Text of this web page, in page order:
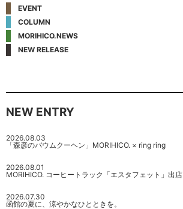
EVENT
COLUMN
MORIHICO.NEWS
NEW RELEASE
NEW ENTRY
2026.08.03
「森彦のバウムクーヘン」MORIHICO. × ring ring
2026.08.01
MORIHICO. コーヒートラック「エスタフェット」出店
2026.07.30
函館の夏に、涼やかなひとときを。